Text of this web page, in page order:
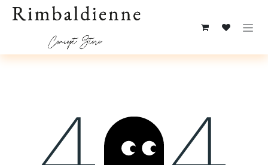
Se rendre au contenu